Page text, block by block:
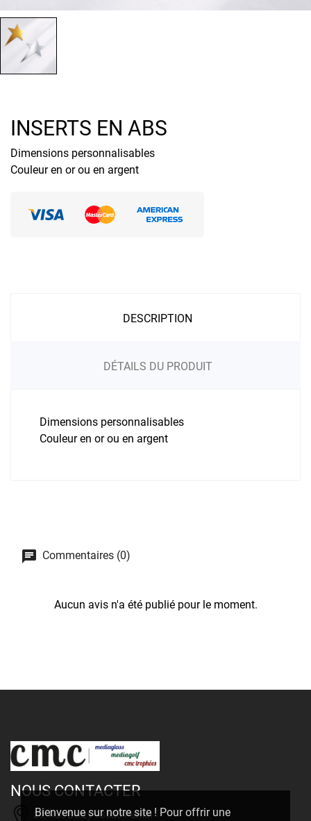
Bienvenue sur notre site ! Pour offrir une
INSERTS EN ABS
Dimensions personnalisables
Couleur en or ou en argent
DESCRIPTION
DÉTAILS DU PRODUIT
Dimensions personnalisables
Couleur en or ou en argent
Commentaires (0)
Aucun avis n'a été publié pour le moment.
NOUS CONTACTER
20, Rue Delizy 93500 Pantin